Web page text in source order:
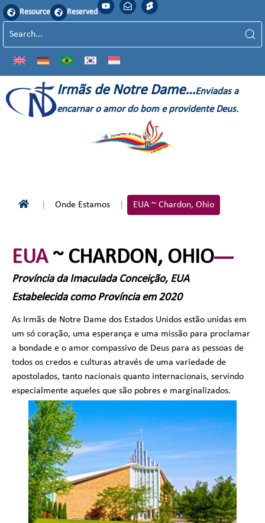
Resource Reserved
Irmãs de Notre Dame…Enviadas a
encarnar o amor do bom e providente Deus.
Onde Estamos EUA ~ Chardon, Ohio
EUA~ CHARDON, OHIO
Província da Imaculada Conceição, EUA
Estabelecida como Província em 2020
As Irmãs de Notre Dame dos Estados Unidos estão unidas em
um só coração, uma esperança e uma missão para proclamar
a bondade e o amor compassivo de Deus para as pessoas de
todos os credos e culturas através de uma variedade de
apostolados, tanto nacionais quanto internacionais, servindo
especialmente aqueles que são pobres e marginalizados.